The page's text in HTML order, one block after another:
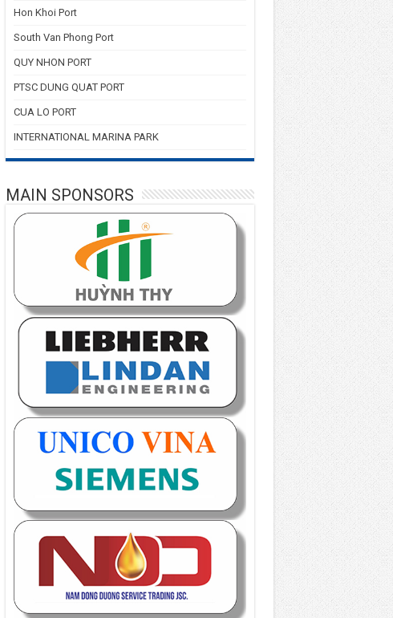
Hon Khoi Port
South Van Phong Port
QUY NHON PORT
PTSC DUNG QUAT PORT
CUA LO PORT
INTERNATIONAL MARINA PARK
MAIN SPONSORS